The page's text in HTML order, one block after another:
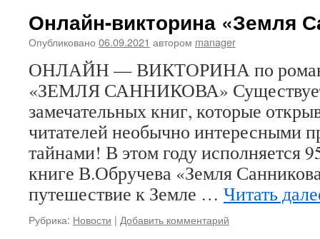
Онлайн-викторина «Земля
Опубликовано 06.09.2021 автором manager
ОНЛАЙН — ВИКТОРИНА по
«ЗЕМЛЯ САННИКОВА»
замечательных книг, которые
читателей необычно интересными
тайнами! В этом году исполняется
книге В.Обручева «Земля
путешествие к Земле … Читать
Рубрика: Новости | Добавить комментарий